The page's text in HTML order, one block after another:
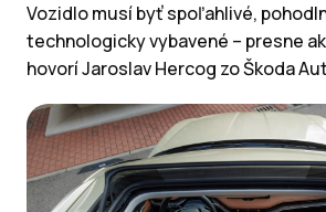
Vozidlo musí byť spoľahlivé,
technologicky vybavené – presne
hovorí Jaroslav Hercog zo Škoda